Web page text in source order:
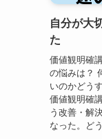
自分が大
た
価値観明確
の悩みは？
いのかどう
価値観明確
う改善・解
なった。ど